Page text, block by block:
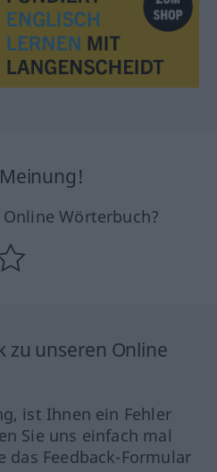
Wörterbuch?
zu unseren Online
ist Ihnen ein Fehler
Sie uns einfach mal
das Feedback-Formular